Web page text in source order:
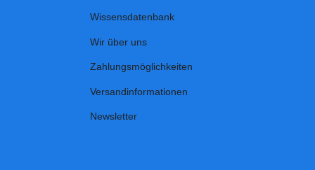
Wissensdatenbank
Wir über uns
Zahlungsmöglichkeiten
Versandinformationen
Newsletter